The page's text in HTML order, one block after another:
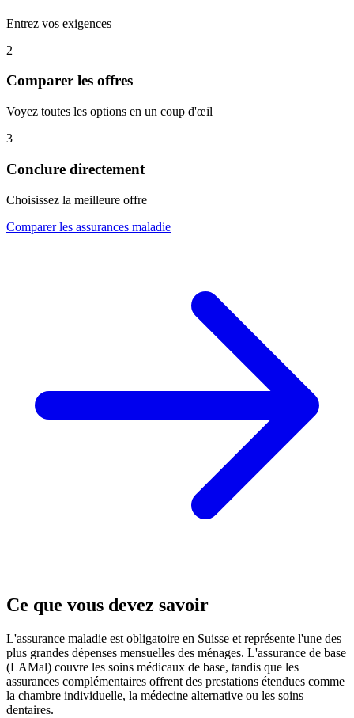
Entrez vos exigences
2
Comparer les offres
Voyez toutes les options en un coup d'œil
3
Conclure directement
Choisissez la meilleure offre
Comparer les assurances maladie
Ce que vous devez savoir
L'assurance maladie est obligatoire en Suisse et représente l'une des
plus grandes dépenses mensuelles des ménages. L'assurance de base
(LAMal) couvre les soins médicaux de base, tandis que les
assurances complémentaires offrent des prestations étendues comme
la chambre individuelle, la médecine alternative ou les soins
dentaires.